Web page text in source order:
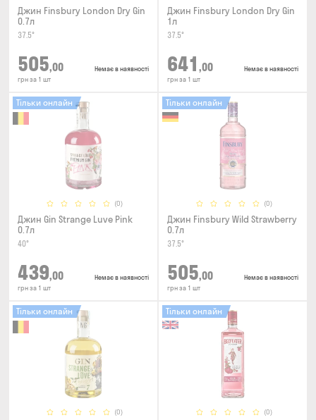
Джин Finsbury London Dry Gin
0.7л
37.5°
505,00
грн за 1 шт
Немає в наявності
Джин Finsbury London Dry Gin
1л
37.5°
641 ,00
грн за 1 шт
Немає в наявності
(0)
Тільки онлайн
Джин Gin Strange Luve Pink
0.7л
40°
439,00
грн за 1 шт
Немає в наявності
(0)
Тільки онлайн
Джин Finsbury Wild Strawberry
0.7л
37.5°
505,00
грн за 1 шт
Немає в наявності
(0)
Тільки онлайн
(0)
Тільки онлайн